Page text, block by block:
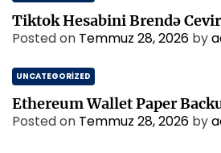
Tiktok Hesabini Brendə
Posted on Temmuz 28, 2026 by
UNCATEGORIZED
Ethereum Wallet Paper
Posted on Temmuz 28, 2026 by